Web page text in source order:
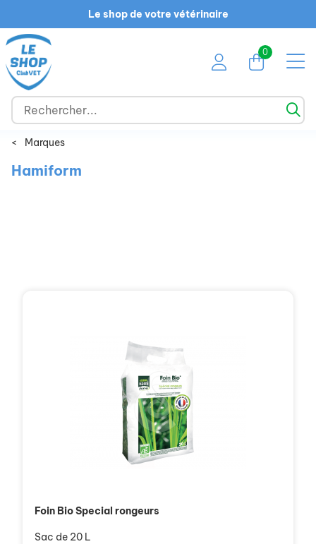
Le shop de votre vétérinaire
0
< Marques
Hamiform
Foin Bio Special rongeurs
Sac de 20 L